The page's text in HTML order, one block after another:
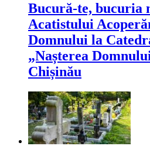
Bucură-te, bucuria
Acatistului
Domnului la
„Nașterea
Chișinău